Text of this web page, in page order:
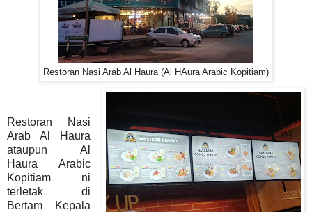
Restoran Nasi Arab Al Haura (Al HAura Arabic Kopitiam)
Restoran Nasi
Arab Al Haura
ataupun Al
Haura Arabic
Kopitiam ni
terletak di
Bertam Kepala